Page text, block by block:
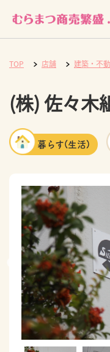
TOP 店舗 建築・不
(株) 佐々木
暮らす(生活)